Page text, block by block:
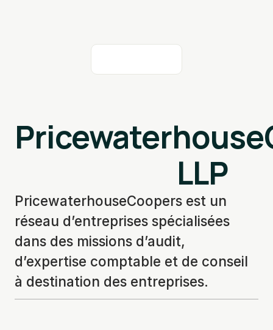
LLP
PricewaterhouseCoopers est un
réseau d’entreprises spécialisées
dans des missions d’audit,
d’expertise comptable et de conseil
à destination des entreprises.